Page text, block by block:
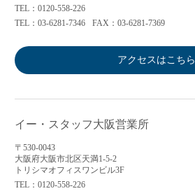
TEL：0120-558-226
TEL：03-6281-7346
FAX：03-6281-7369
アクセスはこちら
イー・スタッフ大阪営業所
〒530-0043
大阪府大阪市北区天満1-5-2
トリシマオフィスワンビル3F
TEL：0120-558-226